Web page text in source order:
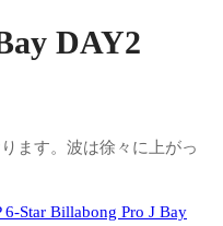
DAY2
ます。波は徐々に上がっ
6-Star Billabong Pro J Bay